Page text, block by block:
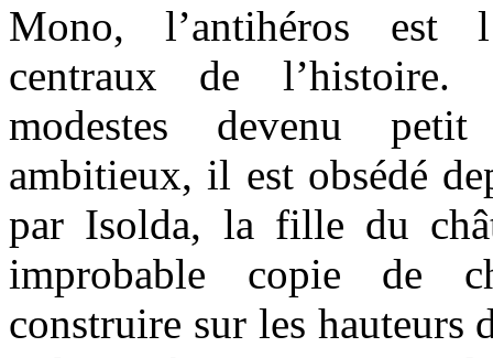
Mono, l’antihéros est
centraux de l’histoire.
modestes devenu
ambitieux, il est obsédé
par Isolda, la fille du
improbable copie de
construire sur les